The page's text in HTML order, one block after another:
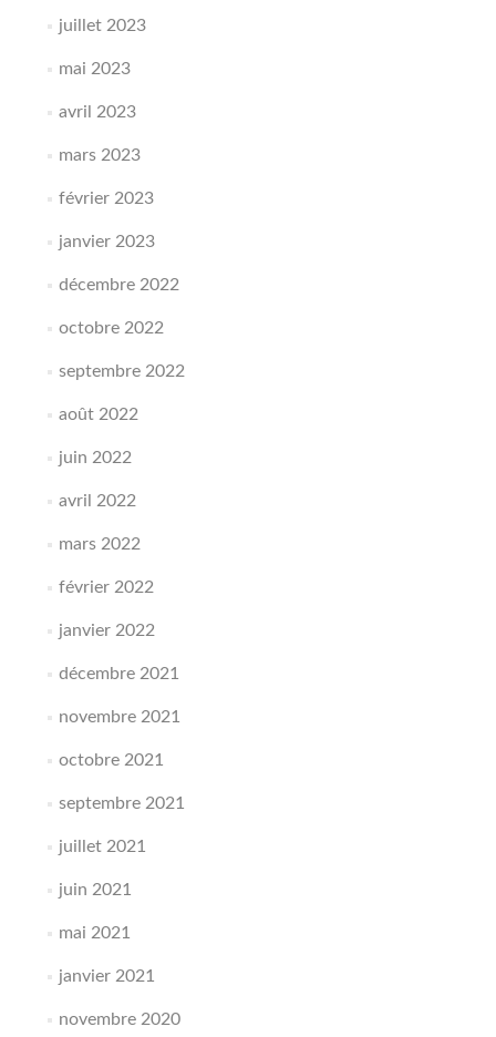
juillet 2023
mai 2023
avril 2023
mars 2023
février 2023
janvier 2023
décembre 2022
octobre 2022
septembre 2022
août 2022
juin 2022
avril 2022
mars 2022
février 2022
janvier 2022
décembre 2021
novembre 2021
octobre 2021
septembre 2021
juillet 2021
juin 2021
mai 2021
janvier 2021
novembre 2020